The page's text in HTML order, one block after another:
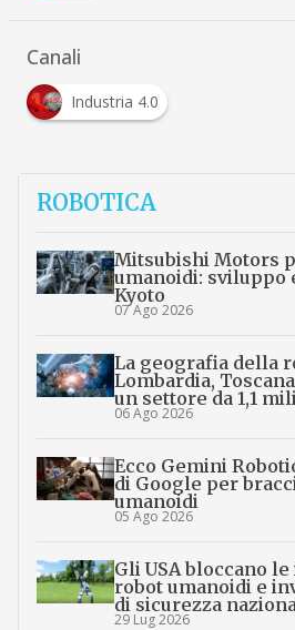
Canali
Industria 4.0
ROBOTICA
Mitsubishi Motors
umanoidi: sviluppo
Kyoto
07 Ago 2026
La geografia della
Lombardia,
un settore da 1,1
06 Ago 2026
Ecco Gemini
di Google per
umanoidi
05 Ago 2026
Gli USA bloccano
robot umanoidi e
di sicurezza
29 Lug 2026